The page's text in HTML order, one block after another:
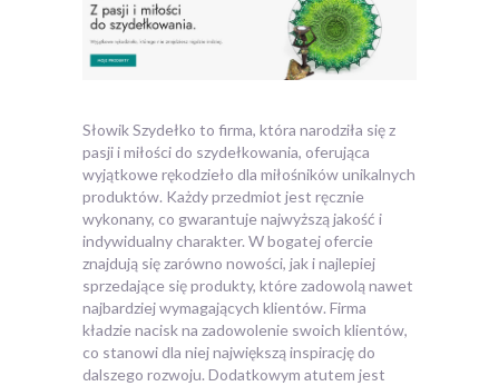
Słowik Szydełko to firma, która narodziła się z
pasji i miłości do szydełkowania, oferująca
wyjątkowe rękodzieło dla miłośników unikalnych
produktów. Każdy przedmiot jest ręcznie
wykonany, co gwarantuje najwyższą jakość i
indywidualny charakter. W bogatej ofercie
znajdują się zarówno nowości, jak i najlepiej
sprzedające się produkty, które zadowolą nawet
najbardziej wymagających klientów. Firma
kładzie nacisk na zadowolenie swoich klientów,
co stanowi dla niej największą inspirację do
dalszego rozwoju. Dodatkowym atutem jest